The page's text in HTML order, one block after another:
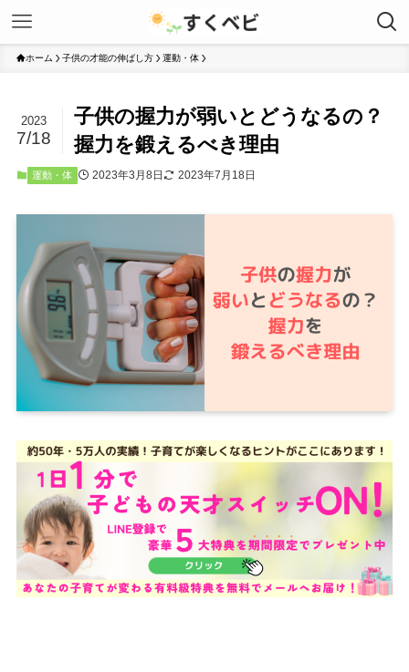
ホーム 子供の才能の伸ばし方 運動・体
子供の握力が弱いとどうなるの？
握力を鍛えるべき理由
2023
7/18
運動・体 2023年3月8日 2023年7月18日